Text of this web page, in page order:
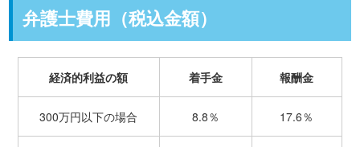
弁護士費用（税込金額）
経済的利益の額 着手金 報酬金
300万円以下の場合 8.8％ 17.6％